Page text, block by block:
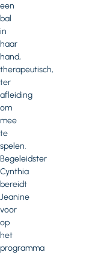
een
bal
in
haar
hand,
therapeutisch,
ter
afleiding
om
mee
te
spelen.
Begeleidster
Cynthia
bereidt
Jeanine
voor
op
het
programma